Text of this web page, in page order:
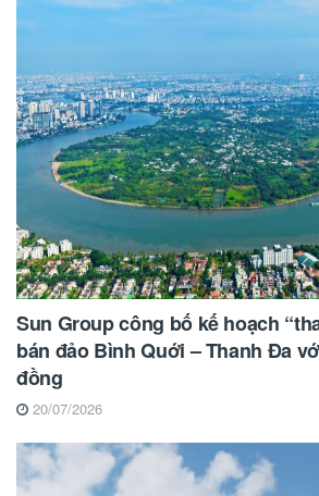
Sun Group công bố kế hoạch
bán đảo Bình Quới – Thanh Đa
đồng
20/07/2026